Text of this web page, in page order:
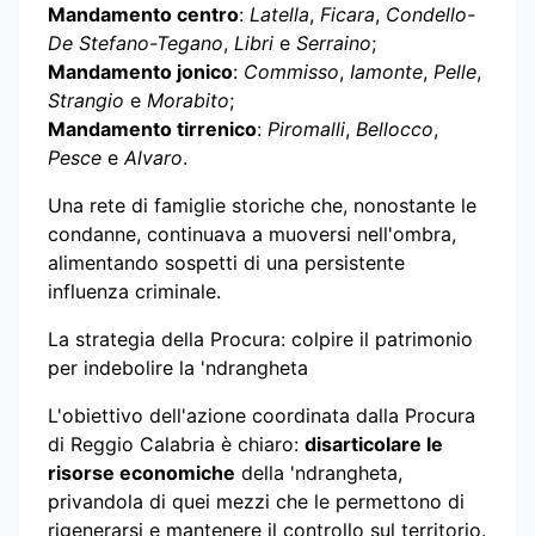
Mandamento centro: Latella, Ficara, Condello-
De Stefano-Tegano, Libri e Serraino;
Mandamento jonico: Commisso, Iamonte, Pelle,
Strangio e Morabito;
Mandamento tirrenico: Piromalli, Bellocco,
Pesce e Alvaro.
Una rete di famiglie storiche che, nonostante le
condanne, continuava a muoversi nell'ombra,
alimentando sospetti di una persistente
influenza criminale.
La strategia della Procura: colpire il patrimonio
per indebolire la 'ndrangheta
L'obiettivo dell'azione coordinata dalla Procura
di Reggio Calabria è chiaro: disarticolare le
risorse economiche della 'ndrangheta,
privandola di quei mezzi che le permettono di
rigenerarsi e mantenere il controllo sul territorio.